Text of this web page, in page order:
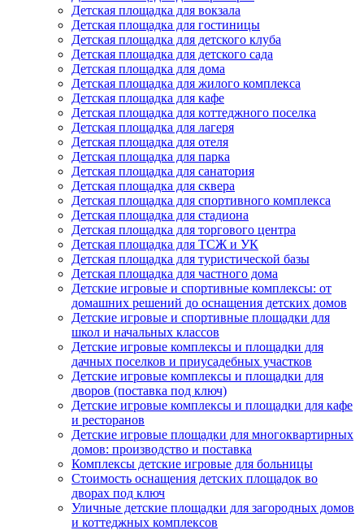
Детская площадка для вокзала
Детская площадка для гостиницы
Детская площадка для детского клуба
Детская площадка для детского сада
Детская площадка для дома
Детская площадка для жилого комплекса
Детская площадка для кафе
Детская площадка для коттеджного поселка
Детская площадка для лагеря
Детская площадка для отеля
Детская площадка для парка
Детская площадка для санатория
Детская площадка для сквера
Детская площадка для спортивного комплекса
Детская площадка для стадиона
Детская площадка для торгового центра
Детская площадка для ТСЖ и УК
Детская площадка для туристической базы
Детская площадка для частного дома
Детские игровые и спортивные комплексы: от
домашних решений до оснащения детских домов
Детские игровые и спортивные площадки для
школ и начальных классов
Детские игровые комплексы и площадки для
дачных поселков и приусадебных участков
Детские игровые комплексы и площадки для
дворов (поставка под ключ)
Детские игровые комплексы и площадки для кафе
и ресторанов
Детские игровые площадки для многоквартирных
домов: производство и поставка
Комплексы детские игровые для больницы
Стоимость оснащения детских площадок во
дворах под ключ
Уличные детские площадки для загородных домов
и коттеджных комплексов